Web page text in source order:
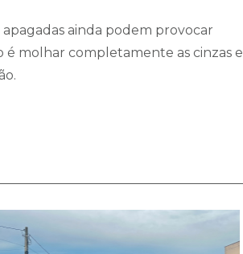
ainda podem provocar
é molhar completamente as cinzas e